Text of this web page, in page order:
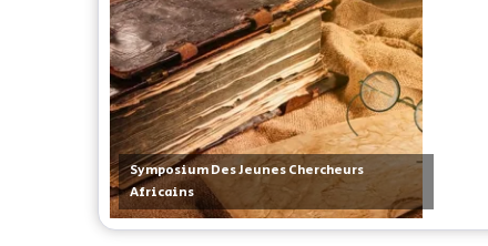
Symposium Des Jeunes Chercheurs
Africains